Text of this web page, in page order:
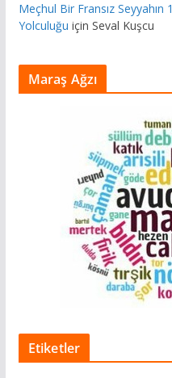
Meçhul Bir Fransız
Yolculuğu için Seval Kuşcu
Maraş Ağzı
Etiketler